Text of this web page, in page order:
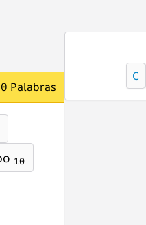
Palabras
10
C